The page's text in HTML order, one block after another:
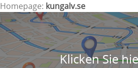
Homepage: kungalv.se
Klicken Sie